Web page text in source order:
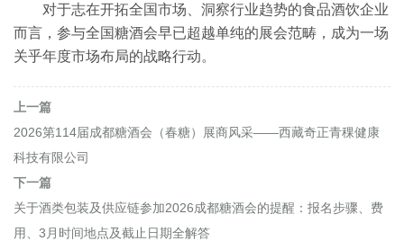
对于志在开拓全国市场、洞察行业趋势的食品酒饮企业
而言，参与全国糖酒会早已超越单纯的展会范畴，成为一场
关乎年度市场布局的战略行动。
上一篇
2026第114届成都糖酒会（春糖）展商风采——西藏奇正青稞健康
科技有限公司
下一篇
关于酒类包装及供应链参加2026成都糖酒会的提醒：报名步骤、费
用、3月时间地点及截止日期全解答